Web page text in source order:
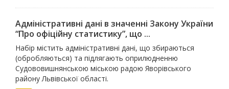
Адміністративні дані в значенні Закону України
“Про офіційну статистику”, що ...
Набір містить адміністративні дані, що збираються
(обробляються) та підлягають оприлюдненню
Судововишнянською міською радою Яворівського
району Львівської області.